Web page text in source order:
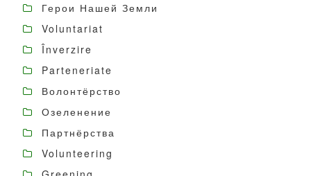
Герои Нашей Земли
Voluntariat
Înverzire
Parteneriate
Волонтёрство
Озеленение
Партнёрства
Volunteering